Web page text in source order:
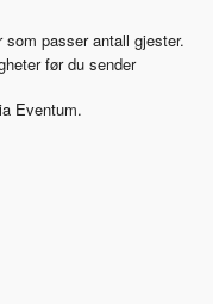
passer antall gjester.
før du sender
Eventum.